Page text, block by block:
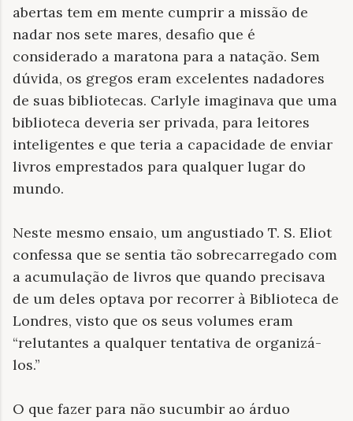
abertas tem em mente cumprir a missão de
nadar nos sete mares, desafio que é
considerado a maratona para a natação. Sem
dúvida, os gregos eram excelentes nadadores
de suas bibliotecas. Carlyle imaginava que uma
biblioteca deveria ser privada, para leitores
inteligentes e que teria a capacidade de enviar
livros emprestados para qualquer lugar do
mundo.
Neste mesmo ensaio, um angustiado T. S. Eliot
confessa que se sentia tão sobrecarregado com
a acumulação de livros que quando precisava
de um deles optava por recorrer à Biblioteca de
Londres, visto que os seus volumes eram
“relutantes a qualquer tentativa de organizá-
los.”
O que fazer para não sucumbir ao árduo